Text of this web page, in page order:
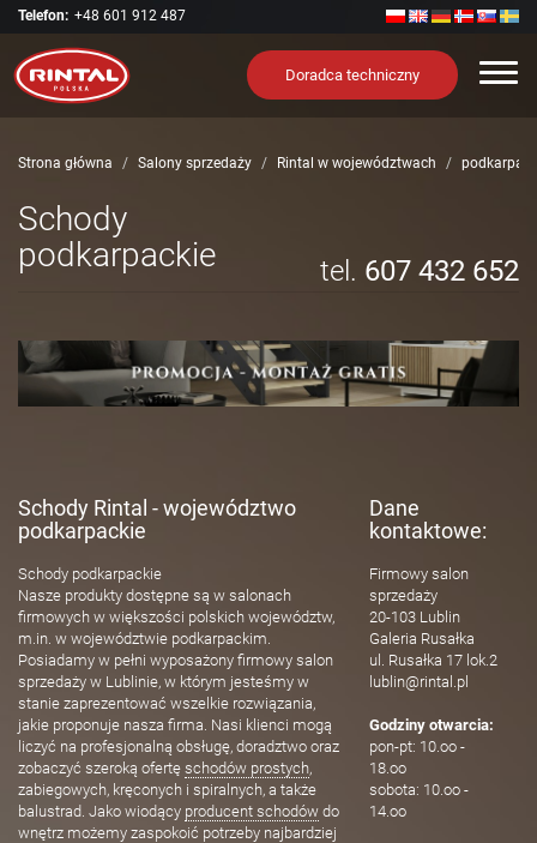
Telefon: +48 601 912 487
Doradca techniczny
Strona główna Salony sprzedaży Rintal w województwach
tel. 607 432 652
Schody
podkarpackie
Schody Rintal - województwo
podkarpackie
Schody podkarpackie
Nasze produkty dostępne są w salonach
firmowych w większości polskich województw,
m.in. w województwie podkarpackim.
Posiadamy w pełni wyposażony firmowy salon
sprzedaży w Lublinie, w którym jesteśmy w
stanie zaprezentować wszelkie rozwiązania,
jakie proponuje nasza firma. Nasi klienci mogą
liczyć na profesjonalną obsługę, doradztwo oraz
zobaczyć szeroką ofertę schodów prostych,
zabiegowych, kręconych i spiralnych, a także
balustrad. Jako wiodący producent schodów do
wnętrz możemy zaspokoić potrzeby najbardziej
Dane
kontaktowe:
Firmowy salon
sprzedaży
20-103 Lublin
Galeria Rusałka
ul. Rusałka 17 lok.2
lublin@rintal.pl
Godziny otwarcia:
pon-pt: 10.oo -
18.oo
sobota: 10.oo -
14.oo